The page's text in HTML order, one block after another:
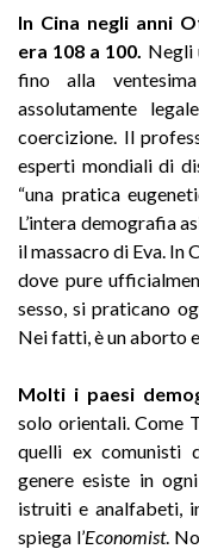
In Cina negli anni
era 108 a 100. Negli
fino alla
assolutamente
coercizione. Il
esperti mondiali di
“una pratica
L’intera demografia
il massacro di Eva. In
dove pure
sesso, si praticano
Nei fatti, è un aborto
Molti i paesi
solo orientali. Come
quelli ex comunisti
genere esiste in
istruiti e analfabeti,
spiega l’Economist.